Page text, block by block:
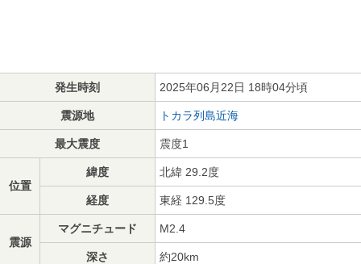
発生時刻 2025年06月22日 18時04分頃
震源地 トカラ列島近海
最大震度 震度1
位置
緯度 北緯 29.2度
経度 東経 129.5度
震源
マグニチュード M2.4
深さ 約20km